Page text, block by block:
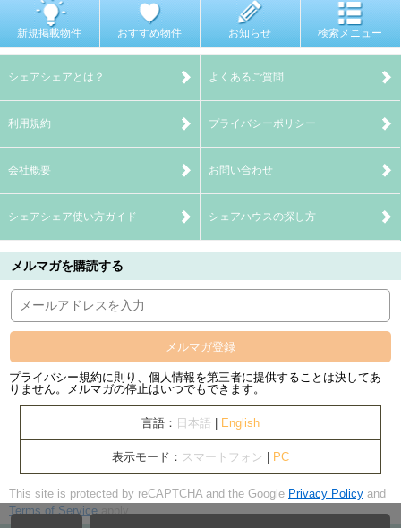
新規掲載物件 おすすめ物件 お知らせ 検索メニュー
シェアシェアとは？ よくあるご質問
利用規約 プライバシーポリシー
会社概要 お問い合わせ
シェアシェア使い方ガイド シェアハウスの探し方
メルマガを購読する
メルマガ登録
プライバシー規約に則り、個人情報を第三者に提供することは決してあ
りません。メルマガの停止はいつでもできます。
言語： 日本語 | English
表示モード： スマートフォン | PC
This site is protected by reCAPTCHA and the Google Privacy Policy and
Terms of Service